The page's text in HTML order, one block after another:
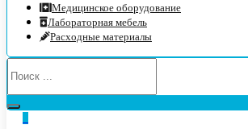
Медицинское оборудование
Лабораторная мебель
Расходные материалы